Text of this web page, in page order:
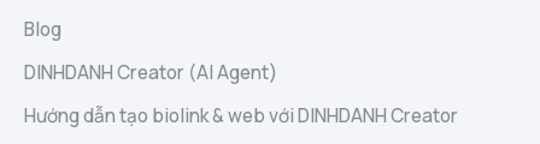
Blog
DINHDANH Creator (AI Agent)
Hướng dẫn tạo biolink & web với DINHDANH Creator